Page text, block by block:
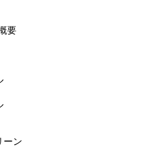
要
ン